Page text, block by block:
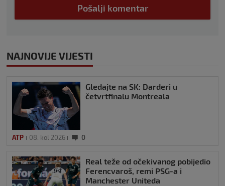
Pošalji komentar
NAJNOVIJE VIJESTI
Gledajte na SK: Darderi u
četvrtfinalu Montreala
ATP 08. kol 2026 0
Real teže od očekivanog pobijedio
Ferencvaroš, remi PSG-a i
Manchester Uniteda